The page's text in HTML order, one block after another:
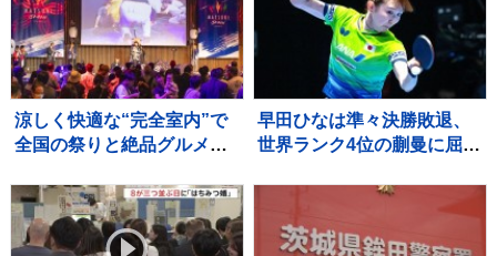
もの心ケアする医師も【報
涼しく快適な“完全室内”で
全国の祭りと絶品グルメを
2026」
早田ひなは準々決勝敗退、
世界ランク4位の蒯曼に屈
壁を越えられず【WTTチャ